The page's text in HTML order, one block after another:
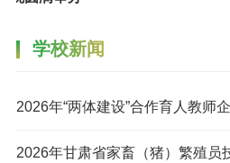
学校新闻
2026年“两体建设”合作育人教师
训班开班
2026年甘肃省家畜（猪）繁殖员